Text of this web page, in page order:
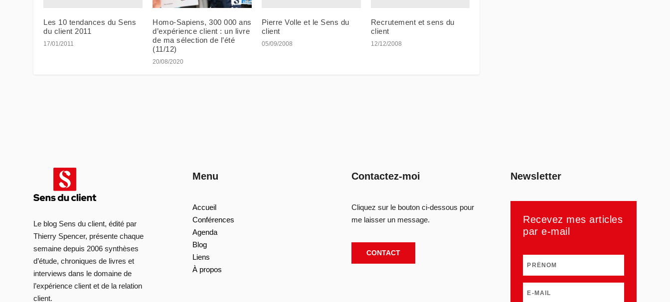
Les 10 tendances du Sens
du client 2011
17/01/2011
Homo-Sapiens, 300 000 ans
d’expérience client : un livre
de ma sélection de l’été
(11/12)
20/08/2020
Pierre Volle et le Sens du
client
05/09/2008
Recrutement et sens du
client
12/12/2008
Le blog Sens du client, édité par
Thierry Spencer, présente chaque
semaine depuis 2006 synthèses
d’étude, chroniques de livres et
interviews dans le domaine de
l’expérience client et de la relation
client.
Menu
Accueil
Conférences
Agenda
Blog
Liens
À propos
Contactez-moi
Cliquez sur le bouton ci-dessous pour
me laisser un message.
CONTACT
Newsletter
Recevez mes articles
par e-mail